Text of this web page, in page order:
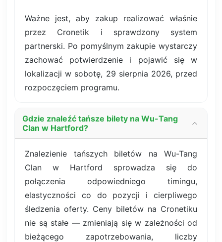
Ważne jest, aby zakup realizować właśnie
przez Cronetik i sprawdzony system
partnerski. Po pomyślnym zakupie wystarczy
zachować potwierdzenie i pojawić się w
lokalizacji w sobotę, 29 sierpnia 2026, przed
rozpoczęciem programu.
Gdzie znaleźć tańsze bilety na Wu-Tang
Clan w Hartford?
Znalezienie tańszych biletów na Wu-Tang
Clan w Hartford sprowadza się do
połączenia odpowiedniego timingu,
elastyczności co do pozycji i cierpliwego
śledzenia oferty. Ceny biletów na Cronetiku
nie są stałe — zmieniają się w zależności od
bieżącego zapotrzebowania, liczby